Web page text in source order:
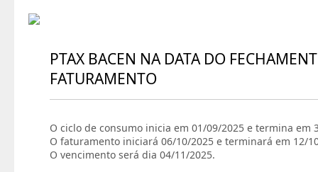
PTAX BACEN NA DATA DO
FATURAMENTO
O ciclo de consumo inicia em 01/09/2025 e termina em
O faturamento iniciará 06/10/2025 e terminará em 12/
O vencimento será dia 04/11/2025.